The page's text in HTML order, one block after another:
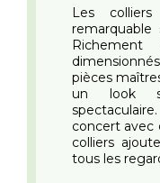
Les
remarquable
pièces
un look
concert avec
colliers
tous les